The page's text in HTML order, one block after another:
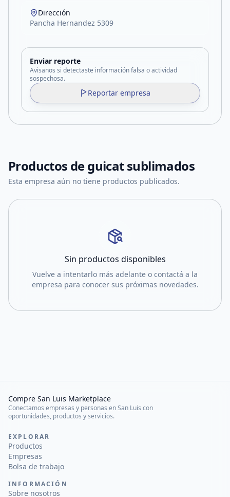
Dirección
Pancha Hernandez 5309
Enviar reporte
Avisanos si detectaste información falsa o actividad
sospechosa.
Reportar empresa
Productos deguicat sublimados
Esta empresa aún no tiene productos publicados.
Sin productos disponibles
Vuelve a intentarlo más adelante o contactá a la
empresa para conocer sus próximas novedades.
Compre San Luis Marketplace
Conectamos empresas y personas en San Luis con
oportunidades, productos y servicios.
EXPLORAR
Productos
Empresas
Bolsa de trabajo
INFORMACIÓN
Sobre nosotros